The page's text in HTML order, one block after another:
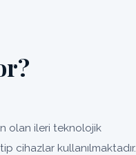
olan ileri teknolojik
cihazlar kullanılmaktadır.